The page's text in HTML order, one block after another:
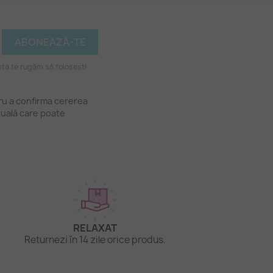
te rugăm să folosești
a confirma cererea
care poate
RELAXAT
Returnezi în 14 zile orice produs.